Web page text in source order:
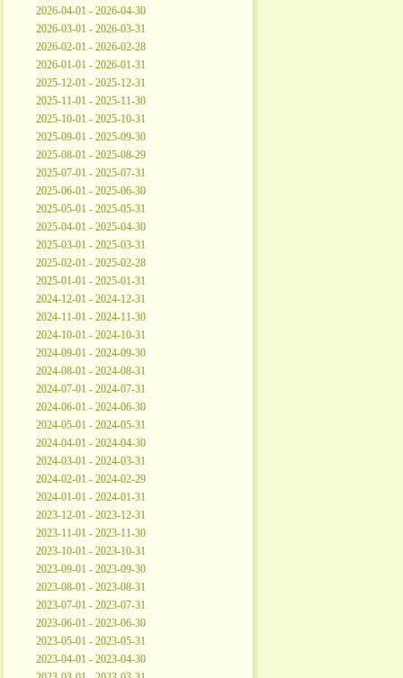
2026-04-01 - 2026-04-30
2026-03-01 - 2026-03-31
2026-02-01 - 2026-02-28
2026-01-01 - 2026-01-31
2025-12-01 - 2025-12-31
2025-11-01 - 2025-11-30
2025-10-01 - 2025-10-31
2025-09-01 - 2025-09-30
2025-08-01 - 2025-08-29
2025-07-01 - 2025-07-31
2025-06-01 - 2025-06-30
2025-05-01 - 2025-05-31
2025-04-01 - 2025-04-30
2025-03-01 - 2025-03-31
2025-02-01 - 2025-02-28
2025-01-01 - 2025-01-31
2024-12-01 - 2024-12-31
2024-11-01 - 2024-11-30
2024-10-01 - 2024-10-31
2024-09-01 - 2024-09-30
2024-08-01 - 2024-08-31
2024-07-01 - 2024-07-31
2024-06-01 - 2024-06-30
2024-05-01 - 2024-05-31
2024-04-01 - 2024-04-30
2024-03-01 - 2024-03-31
2024-02-01 - 2024-02-29
2024-01-01 - 2024-01-31
2023-12-01 - 2023-12-31
2023-11-01 - 2023-11-30
2023-10-01 - 2023-10-31
2023-09-01 - 2023-09-30
2023-08-01 - 2023-08-31
2023-07-01 - 2023-07-31
2023-06-01 - 2023-06-30
2023-05-01 - 2023-05-31
2023-04-01 - 2023-04-30